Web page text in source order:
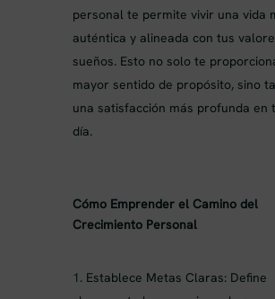
personal te permite vivir una vida
auténtica y alineada con tus
sueños. Esto no solo te
mayor sentido de propósito, sino
una satisfacción más profunda en
día.
Cómo Emprender el Camino del
Crecimiento Personal
Establece Metas Claras: Define